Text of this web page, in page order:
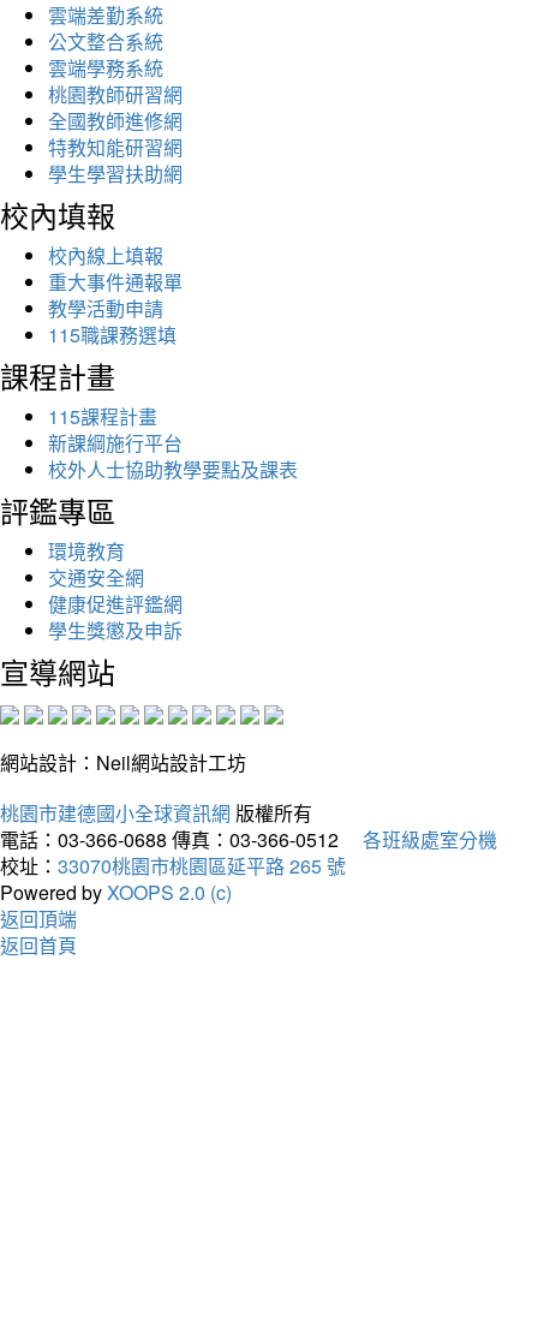
雲端差勤系統
公文整合系統
雲端學務系統
桃園教師研習網
全國教師進修網
特教知能研習網
學生學習扶助網
校內填報
校內線上填報
重大事件通報單
教學活動申請
115職課務選填
課程計畫
115課程計畫
新課綱施行平台
校外人士協助教學要點及課表
評鑑專區
環境教育
交通安全網
健康促進評鑑網
學生獎懲及申訴
宣導網站
網站設計：Neil網站設計工坊
桃園市建德國小全球資訊網 版權所有
電話：03-366-0688 傳真：03-366-0512
各班級處室分機
校址： 33070桃園市桃園區延平路 265 號
Powered byXOOPS 2.0 (c)
返回頂端
返回首頁